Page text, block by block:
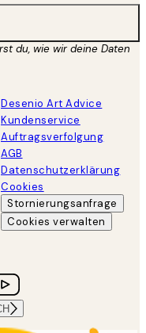
du, wie wir deine Daten
Desenio Art Advice
Kundenservice
Auftragsverfolgung
AGB
Datenschutzerklärung
Cookies
Stornierungsanfrage
Cookies verwalten